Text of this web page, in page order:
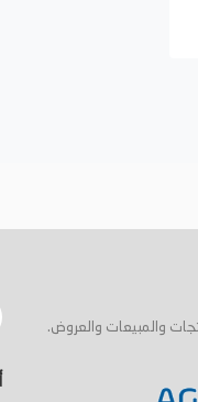
والمبيعات والعروض.